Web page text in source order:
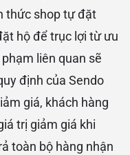
thức shop tự đặt
hộ để trục lợi từ ưu
liên quan sẽ
định của Sendo
giá, khách hàng
trị giảm giá khi
toàn bộ hàng nhận